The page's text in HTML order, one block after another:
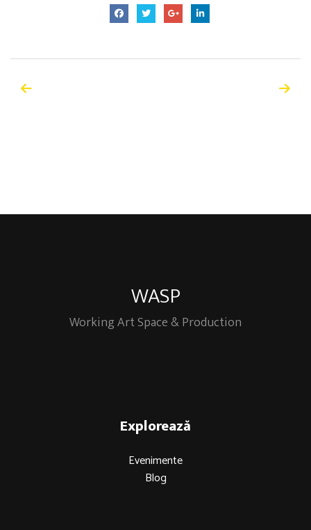
WASP
Working Art Space & Production
Explorează
Evenimente
Blog